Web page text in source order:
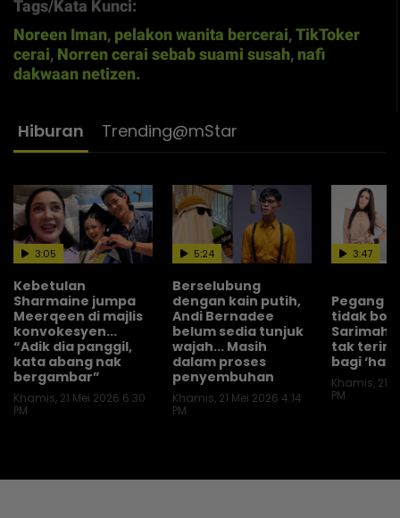
Tags/Kata Kunci:
Noreen Iman, pelakon wanita bercerai,TikToker
cerai, Norren cerai sebab suami susah, nafi
dakwaan netizen.
Hiburan Trending@mStar
Kebetulan
Sharmaine jumpa
Meerqeen di majlis
konvokesyen...
“Adik dia panggil,
kata abang nak
bergambar”
Khamis, 21 Mei 2026 6:30
PM
3:05
Berselubung
dengan kain putih,
Andi Bernadee
belum sedia tunjuk
wajah... Masih
dalam proses
penyembuhan
Khamis, 21 Mei 2026 4:14
PM
5:24
Pegang
tidak
Sarimah
tak
bagi
Khamis, 21
PM
3:47